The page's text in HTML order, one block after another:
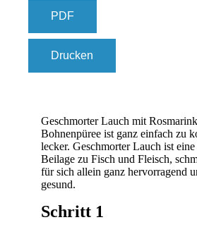
PDF
Drucken
Geschmorter Lauch mit
Bohnenpüree ist ganz einfach zu
lecker. Geschmorter Lauch ist
Beilage zu Fisch und Fleisch,
für sich allein ganz hervorragend
gesund.
Schritt 1